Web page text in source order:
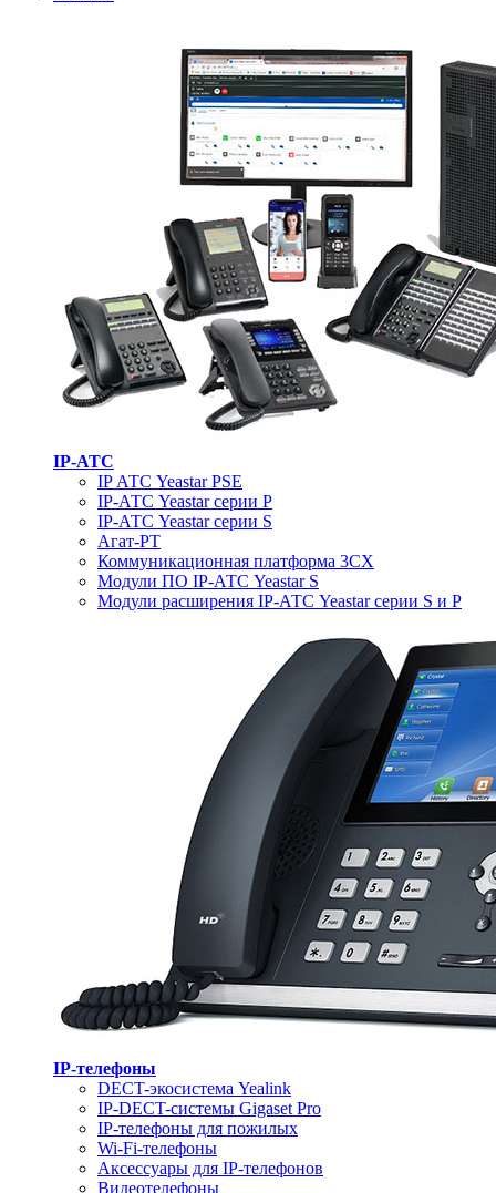
IP-АТС
IP АТС Yeastar PSE
IP-АТС Yeastar серии P
IP-АТС Yeastar серии S
Агат-РТ
Коммуникационная платформа 3CX
Модули ПО IP-АТС Yeastar S
Модули расширения IP-АТС Yeastar серии S и P
IP-телефоны
DECT-экосистема Yealink
IP-DECT-системы Gigaset Pro
IP-телефоны для пожилых
Wi-Fi-телефоны
Аксессуары для IP-телефонов
Видеотелефоны